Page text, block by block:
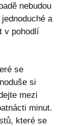
nebudou
a
v pohodlí
se
si
mezi
minut.
které se